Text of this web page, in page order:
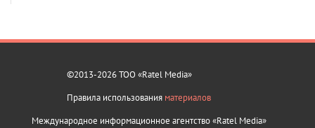
©2013-2026 ТОО «Ratel Media»
Правила использования материалов
Международное информационное агентство «Ratel Media»